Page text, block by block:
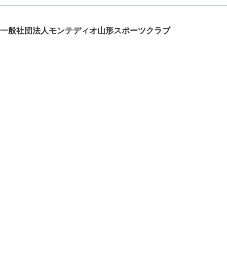
一般社団法人モンテディオ山形スポーツクラブ